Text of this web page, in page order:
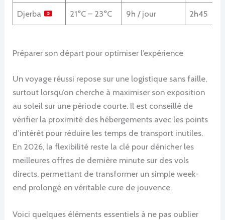
Djerba 21°C – 23°C 9h / jour 2h45
Préparer son départ pour optimiser l’expérience
Un voyage réussi repose sur une logistique sans faille,
surtout lorsqu’on cherche à maximiser son exposition
au soleil sur une période courte. Il est conseillé de
vérifier la proximité des hébergements avec les points
d’intérêt pour réduire les temps de transport inutiles.
En 2026, la flexibilité reste la clé pour dénicher les
meilleures offres de dernière minute sur des vols
directs, permettant de transformer un simple week-
end prolongé en véritable cure de jouvence.
Voici quelques éléments essentiels à ne pas oublier